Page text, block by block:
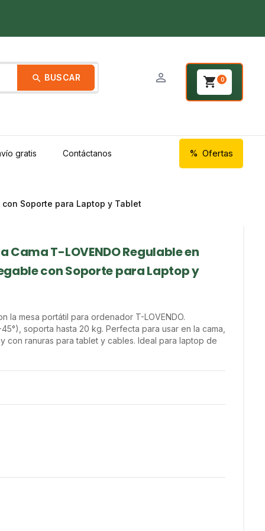
shopping_cart 0
person_outline
search BUSCAR
Ofertas
gratis Contáctanos
Soporte para Laptop y Tablet
T-LOVENDO Regulable en
con Soporte para Laptop y
la mesa portátil para ordenador T-LOVENDO.
soporta hasta 20 kg. Perfecta para usar en la cama,
con ranuras para tablet y cables. Ideal para laptop de